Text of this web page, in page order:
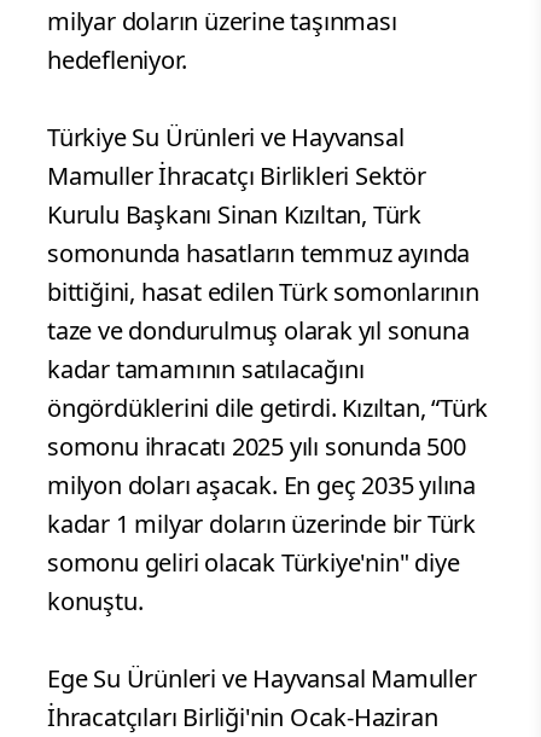
milyar doların üzerine taşınması
hedefleniyor.
Türkiye Su Ürünleri ve Hayvansal
Mamuller İhracatçı Birlikleri Sektör
Kurulu Başkanı Sinan Kızıltan, Türk
somonunda hasatların temmuz ayında
bittiğini, hasat edilen Türk somonlarının
taze ve dondurulmuş olarak yıl sonuna
kadar tamamının satılacağını
öngördüklerini dile getirdi. Kızıltan, “Türk
somonu ihracatı 2025 yılı sonunda 500
milyon doları aşacak. En geç 2035 yılına
kadar 1 milyar doların üzerinde bir Türk
somonu geliri olacak Türkiye'nin" diye
konuştu.
Ege Su Ürünleri ve Hayvansal Mamuller
İhracatçıları Birliği'nin Ocak-Haziran